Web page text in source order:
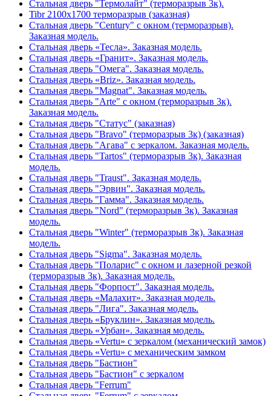
Стальная дверь "Термолайт" (терморазрыв 3к).
Tibr 2100х1700 терморазрыв (заказная)
Стальная дверь "Century" с окном (терморазрыв).
Заказная модель.
Стальная дверь «Тесла». Заказная модель.
Стальная дверь «Гранит». Заказная модель.
Стальная дверь "Омега". Заказная модель.
Стальная дверь «Briz». Заказная модель.
Стальная дверь "Magnat". Заказная модель.
Стальная дверь "Arte" с окном (терморазрыв 3к).
Заказная модель.
Стальная дверь "Статус" (заказная)
Стальная дверь "Bravo" (терморазрыв 3к) (заказная)
Стальная дверь "Агава" с зеркалом. Заказная модель.
Стальная дверь "Tartos" (терморазрыв 3к). Заказная
модель.
Стальная дверь "Traust". Заказная модель.
Стальная дверь "Эрвин". Заказная модель.
Стальная дверь "Гамма". Заказная модель.
Стальная дверь "Nord" (терморазрыв 3к). Заказная
модель.
Стальная дверь "Winter" (терморазрыв 3к). Заказная
модель.
Стальная дверь "Sigma". Заказная модель.
Стальная дверь "Поларис" с окном и лазерной резкой
(терморазрыв 3к). Заказная модель.
Стальная дверь "Форпост". Заказная модель.
Стальная дверь «Малахит». Заказная модель.
Стальная дверь "Лига". Заказная модель.
Стальная дверь «Бруклин». Заказная модель.
Стальная дверь «Урбан». Заказная модель.
Стальная дверь «Vertu» с зеркалом (механический замок)
Стальная дверь «Vertu» с механическим замком
Стальная дверь "Бастион"
Стальная дверь "Бастион" с зеркалом
Стальная дверь "Ferrum"